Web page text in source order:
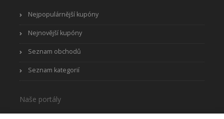
Nejpopulárnější kupóny
Nejnovější kupóny
Seznam obchodů
Seznam kategorií
Naše portály